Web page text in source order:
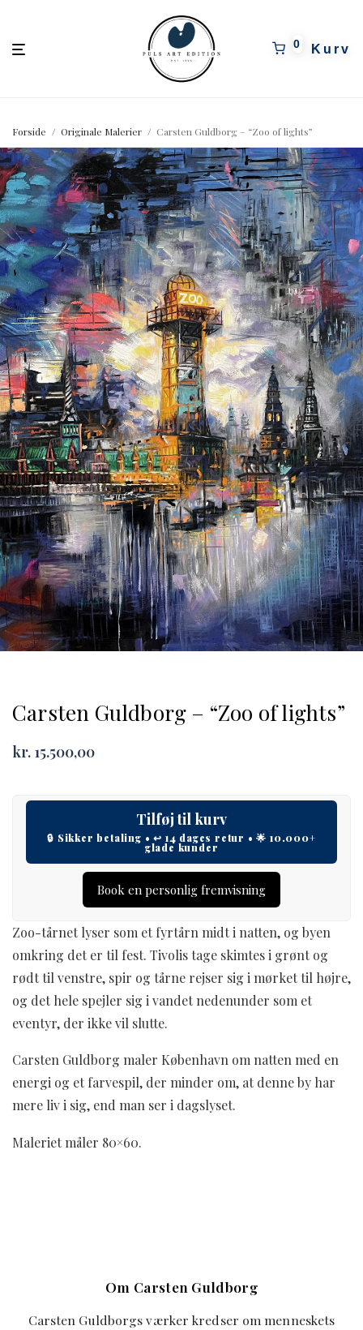
0
Forside / Originale Malerier / Carsten Guldborg – “Zoo of lights”
Carsten Guldborg – “Zoo of lights”
kr. 15.500,00
Tilføj til kurv
Book en personlig fremvisning
Zoo-tårnet lyser som et fyrtårn midt i natten, og byen
omkring det er til fest. Tivolis tage skimtes i grønt og
rødt til venstre, spir og tårne rejser sig i mørket til højre,
og det hele spejler sig i vandet nedenunder som et
eventyr, der ikke vil slutte.
Carsten Guldborg maler København om natten med en
energi og et farvespil, der minder om, at denne by har
mere liv i sig, end man ser i dagslyset.
Maleriet måler 80×60.
Om Carsten Guldborg
Carsten Guldborgs værker kredser om menneskets